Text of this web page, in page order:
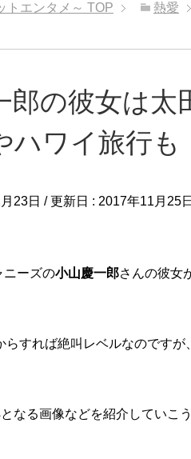
エンタメ～ TOP 熱愛
郎の彼女は太
ハワイ旅行も
23日 / 更新日 : 2017年11月25日
ニーズの小山慶一郎さんの彼女
らすれば絶叫レベルなのですが
なる画像などを紹介していこ